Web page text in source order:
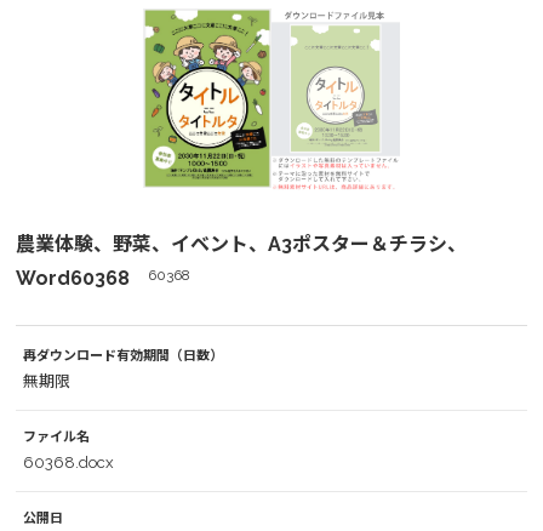
農業体験、野菜、イベント、A3ポスター＆チラシ、
Word60368
60368
再ダウンロード有効期間（日数）
無期限
ファイル名
60368.docx
公開日